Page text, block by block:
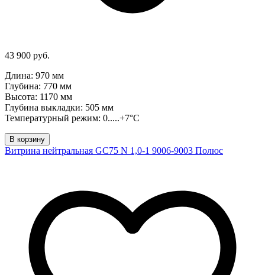
43 900 руб.
Длина: 970 мм
Глубина: 770 мм
Высота: 1170 мм
Глубина выкладки: 505 мм
Температурный режим: 0.....+7°C
В корзину
Витрина нейтральная GC75 N 1,0-1 9006-9003 Полюс